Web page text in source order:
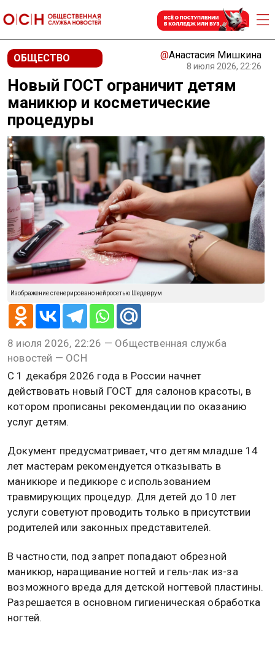
ОБЩЕСТВО @Анастасия Мишкина
8 июля 2026, 22:26
Новый ГОСТ ограничит детям
маникюр и косметические
процедуры
Изображение сгенерировано нейросетью Шедеврум
8 июля 2026, 22:26 — Общественная служба
новостей — ОСН
С 1 декабря 2026 года в России начнет
действовать новый ГОСТ для салонов красоты, в
котором прописаны рекомендации по оказанию
услуг детям.
Документ предусматривает, что детям младше 14
лет мастерам рекомендуется отказывать в
маникюре и педикюре с использованием
травмирующих процедур. Для детей до 10 лет
услуги советуют проводить только в присутствии
родителей или законных представителей.
В частности, под запрет попадают обрезной
маникюр, наращивание ногтей и гель-лак из-за
возможного вреда для детской ногтевой пластины.
Разрешается в основном гигиеническая обработка
ногтей.